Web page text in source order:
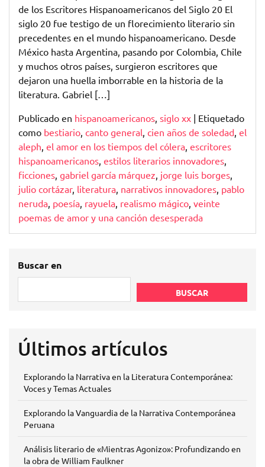
la
Literatura
que
Marcó
una
Época
de los Escritores Hispanoamericanos del Siglo 20 El
siglo 20 fue testigo de un florecimiento literario sin
precedentes en el mundo hispanoamericano. Desde
México hasta Argentina, pasando por Colombia, Chile
y muchos otros países, surgieron escritores que
dejaron una huella imborrable en la historia de la
literatura. Gabriel […]
Publicado en hispanoamericanos, siglo xx | Etiquetado
como bestiario, canto general, cien años de soledad, el
aleph, el amor en los tiempos del cólera, escritores
hispanoamericanos, estilos literarios innovadores,
ficciones, gabriel garcía márquez, jorge luis borges,
julio cortázar, literatura, narrativos innovadores, pablo
neruda, poesía, rayuela, realismo mágico, veinte
poemas de amor y una canción desesperada
Buscar en
BUSCAR
Últimos artículos
Explorando la Narrativa en la Literatura Contemporánea:
Voces y Temas Actuales
Explorando la Vanguardia de la Narrativa Contemporánea
Peruana
Análisis literario de «Mientras Agonizo»: Profundizando en
la obra de William Faulkner